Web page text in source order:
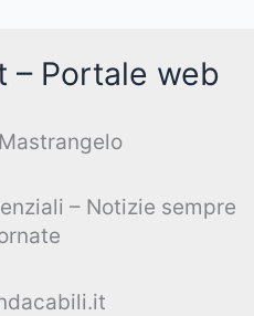
– Portale web
– Notizie sempre